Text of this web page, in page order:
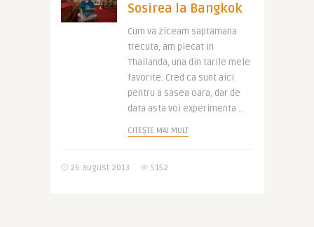
Sosirea la Bangkok
Cum va ziceam saptamana
trecuta, am plecat in
Thailanda, una din tarile mele
favorite. Cred ca sunt aici
pentru a sasea oara, dar de
data asta voi experimenta ..
CITEȘTE MAI MULT
26 august 2013 5152